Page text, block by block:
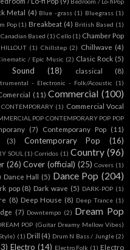
Metal (4) Blue -grass (1) Bluegrass (1)
Pop (1) Breakbeat (4) British Based (1)
Canadian Based (1) Cello (1) Chamber Pop
(1) Chillstep (2) Chillwave (4)
/ Epic Music (2) Clasic Rock (5)
Sound (18) classical (8)
- Electronic - Folk/Acoustic (1)
(11) Commercial (100)
(1) Commercial Vocal
POP CONTEMPORARY POP POP
(7) Contemporany Pop (11)
(3) Contemporary Pop
(16)
SOUL (1) Corridos (1) Country (96)
(26) Cover (official) (25) Covers (1)
Dance Hall (5) Dance Pop (204)
pop (8) Dark wave (5) DARK-POP (1)
(8) Deep House (8) Deep Trance (1)
(7) Downtempo (2) Dream Pop
POP (Guitar Dreamy Mellow Vibes)
(1) Drill (4) Drum N Bass / Jungle (2)
Electro (14) Electro Folk (1) Electro